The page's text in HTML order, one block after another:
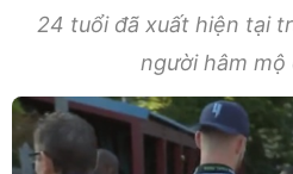
24 tuổi đã xuất hiện tại
người hâm mộ